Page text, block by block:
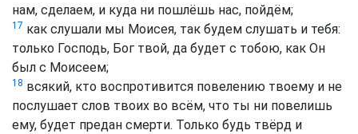
нам, сделаем, и куда ни пошлёшь нас, пойдём;
17 как слушали мы Моисея, так будем слушать и тебя:
только Господь, Бог твой, да будет с тобою, как Он
был с Моисеем;
18 всякий, кто воспротивится повелению твоему и не
послушает слов твоих во всём, что ты ни повелишь
ему, будет предан смерти. Только будь твёрд и